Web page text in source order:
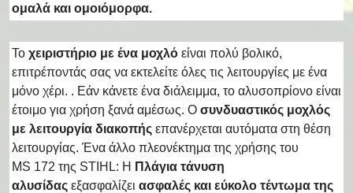
ομαλά και ομοιόμορφα.
Το χειριστήριο με ένα μοχλό είναι πολύ βολικό,
επιτρέποντάς σας να εκτελείτε όλες τις λειτουργίες με ένα
μόνο χέρι. . Εάν κάνετε ένα διάλειμμα, το αλυσοπρίονο είναι
έτοιμο για χρήση ξανά αμέσως. Ο συνδυαστικός μοχλός
με λειτουργία διακοπής επανέρχεται αυτόματα στη θέση
λειτουργίας. Ένα άλλο πλεονέκτημα της χρήσης του
MS 172 της STIHL: Η Πλάγια τάνυση
αλυσίδας εξασφαλίζει ασφαλές και εύκολο τέντωμα της